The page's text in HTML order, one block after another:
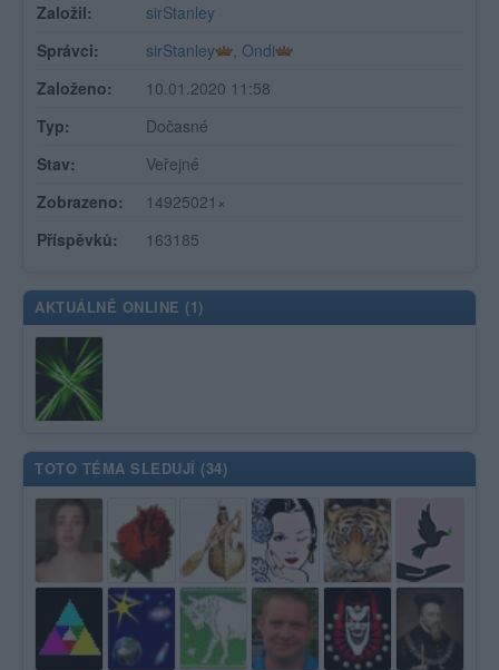
Založil:
sirStanley
Správci:
sirStanley , Ondi
Založeno:
10.01.2020 11:58
Typ:
Dočasné
Stav:
Veřejné
Zobrazeno:
14925021×
Příspěvků:
163185
AKTUÁLNĚ ONLINE (1)
TOTO TÉMA SLEDUJÍ (34)